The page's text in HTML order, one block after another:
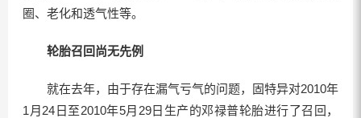
圈、老化和透气性等。
轮胎召回尚无先例
就在去年，由于存在漏气亏气的问题，固特异对2010年
1月24日至2010年5月29日生产的邓禄普轮胎进行了召回，